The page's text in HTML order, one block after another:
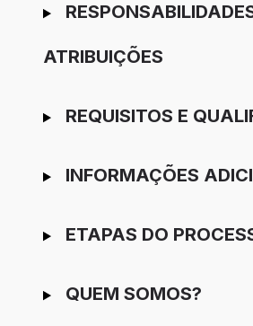
ATRIBUIÇÕES
REQUISITOS E
INFORMAÇÕES
ETAPAS DO
QUEM SOMOS?